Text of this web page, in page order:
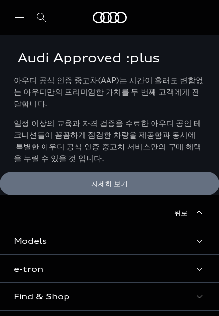
전시장/AS센터 찾기
Audi Approved :plus
아우디 공식 인증 중고차(AAP)는 시간이 흘러도 변함없
는 아우디만의 프리미엄한 가치를 두 번째 고객에게 전
달합니다.
일정 이상의 교육과 자격 검증을 수료한 아우디 공인 테
크니션들이 꼼꼼하게 점검한 차량을 제공함과 동시에
특별한 아우디 공식 인증 중고차 서비스만의 구매 혜택
을 누릴 수 있을 것 입니다.
자세히 보기
위로
Models
Sedan
SUV
Coupe
e-tron
e-tron
Find & Shop